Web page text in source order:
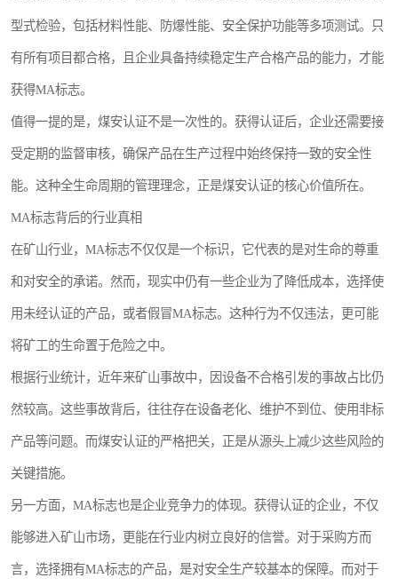
型式检验，包括材料性能、防爆性能、安全保护功能等多项测试。只
有所有项目都合格，且企业具备持续稳定生产合格产品的能力，才能
获得MA标志。
值得一提的是，煤安认证不是一次性的。获得认证后，企业还需要接
受定期的监督审核，确保产品在生产过程中始终保持一致的安全性
能。这种全生命周期的管理理念，正是煤安认证的核心价值所在。
MA标志背后的行业真相
在矿山行业，MA标志不仅仅是一个标识，它代表的是对生命的尊重
和对安全的承诺。然而，现实中仍有一些企业为了降低成本，选择使
用未经认证的产品，或者假冒MA标志。这种行为不仅违法，更可能
将矿工的生命置于危险之中。
根据行业统计，近年来矿山事故中，因设备不合格引发的事故占比仍
然较高。这些事故背后，往往存在设备老化、维护不到位、使用非标
产品等问题。而煤安认证的严格把关，正是从源头上减少这些风险的
关键措施。
另一方面，MA标志也是企业竞争力的体现。获得认证的企业，不仅
能够进入矿山市场，更能在行业内树立良好的信誉。对于采购方而
言，选择拥有MA标志的产品，是对安全生产较基本的保障。而对于